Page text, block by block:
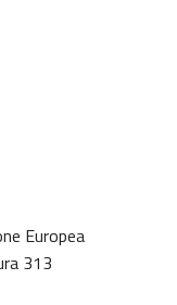
Europea
313